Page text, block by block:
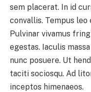
sem placerat. In id
convallis. Tempus leo
Pulvinar vivamus
egestas. Iaculis
nunc posuere. Ut
taciti sociosqu. Ad
inceptos himenaeos.